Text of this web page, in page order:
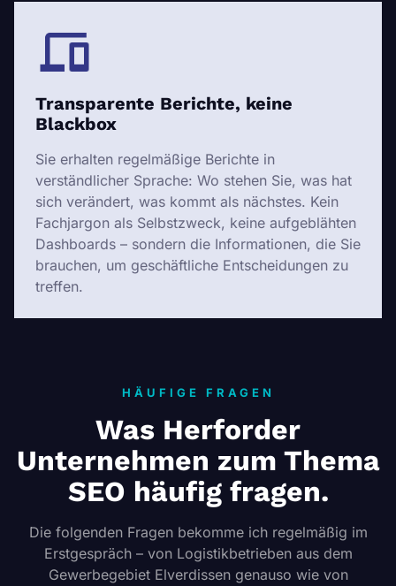
Transparente Berichte, keine
Blackbox
Sie erhalten regelmäßige Berichte in
verständlicher Sprache: Wo stehen Sie, was hat
sich verändert, was kommt als nächstes. Kein
Fachjargon als Selbstzweck, keine aufgeblähten
Dashboards – sondern die Informationen, die Sie
brauchen, um geschäftliche Entscheidungen zu
treffen.
HÄUFIGE FRAGEN
Was Herforder
Unternehmen zum Thema
SEO häufig fragen.
Die folgenden Fragen bekomme ich regelmäßig im
Erstgespräch – von Logistikbetrieben aus dem
Gewerbegebiet Elverdissen genauso wie von